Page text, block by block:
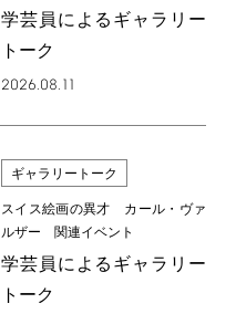
学芸員によるギャラリー
トーク
2026.08.11
ギャラリートーク
スイス絵画の異才 カール・ヴァ
ルザー 関連イベント
学芸員によるギャラリー
トーク